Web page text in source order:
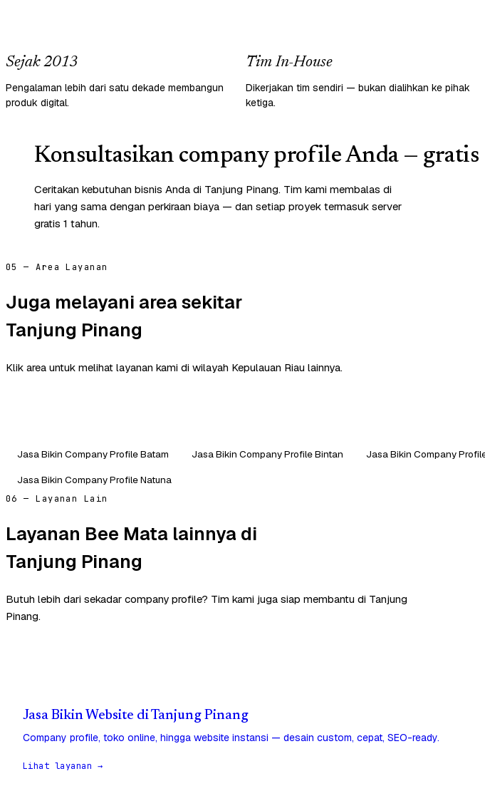
Sejak 2013
Pengalaman lebih dari satu dekade membangun
produk digital.
Tim In-House
Dikerjakan tim sendiri — bukan dialihkan ke pihak
ketiga.
Konsultasikan company profile Anda — gratis
Ceritakan kebutuhan bisnis Anda di Tanjung Pinang. Tim kami membalas di
hari yang sama dengan perkiraan biaya — dan setiap proyek termasuk server
gratis 1 tahun.
05 — Area Layanan
Juga melayani area sekitar
Tanjung Pinang
Klik area untuk melihat layanan kami di wilayah Kepulauan Riau lainnya.
Jasa Bikin Company Profile Batam Jasa Bikin Company Profile Bintan Jasa Bikin Company
Jasa Bikin Company Profile Natuna
06 — Layanan Lain
Layanan Bee Mata lainnya di
Tanjung Pinang
Butuh lebih dari sekadar company profile? Tim kami juga siap membantu di Tanjung
Pinang.
Jasa Bikin Website di Tanjung Pinang
Company profile, toko online, hingga website instansi — desain custom, cepat, SEO-ready.
Lihat layanan →